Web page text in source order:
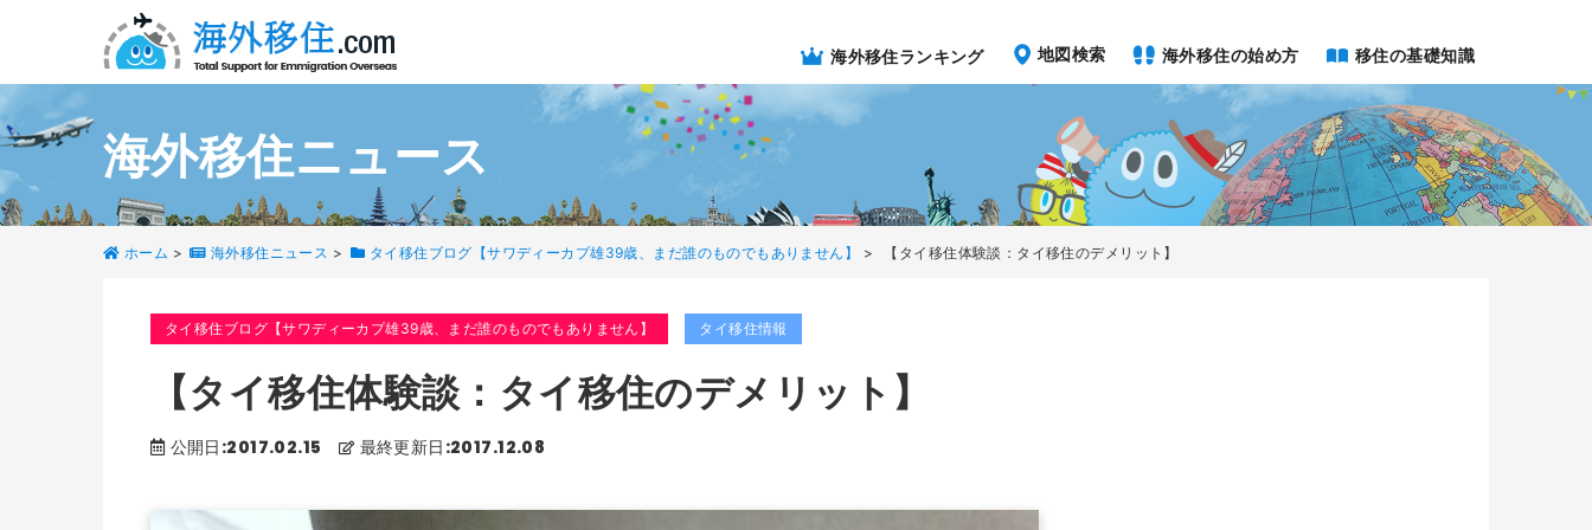
海外移住ランキング 地図検索 海外移住の始め方 移住の基礎知識
海外移住ニュース
ホーム > 海外移住ニュース > タイ移住ブログ【サワディーカプ雄39歳、まだ誰のものでもありません】 > 【タイ移住体験談：タイ移住のデメリット】
タイ移住ブログ【サワディーカプ雄39歳、まだ誰のものでもありません】 タイ移住情報
【タイ移住体験談：タイ移住のデメリット】
公開日:2017.02.15 最終更新日:2017.12.08